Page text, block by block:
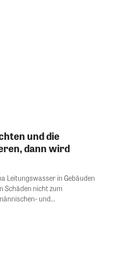
und die
dann wird
Leitungswasser in Gebäuden
Schäden nicht zum
und...